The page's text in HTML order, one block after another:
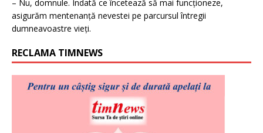
– Nu, domnule. Îndată ce încetează să mai funcționeze,
asigurăm mentenanță nevestei pe parcursul întregii
dumneavoastre vieți.
RECLAMA TIMNEWS